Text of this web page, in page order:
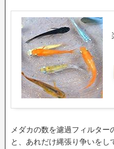
メダカの数を濾過フィルタ
と、あれだけ縄張り争いをし